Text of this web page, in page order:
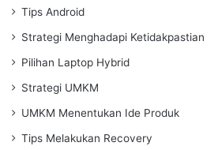
Tips Android
Strategi Menghadapi Ketidakpastian
Pilihan Laptop Hybrid
Strategi UMKM
UMKM Menentukan Ide Produk
Tips Melakukan Recovery